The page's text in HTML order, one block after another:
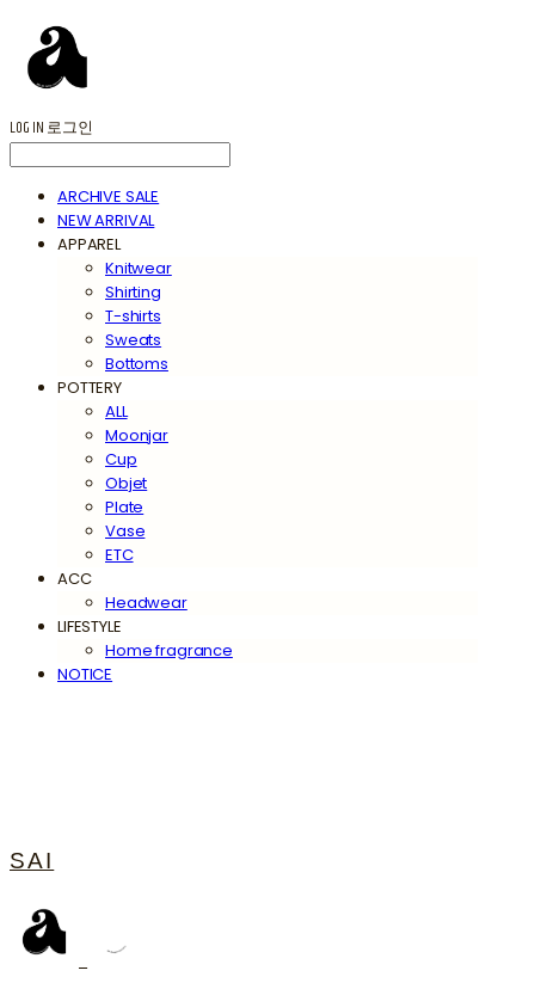
LOG IN 로그인
ARCHIVE SALE
NEW ARRIVAL
APPAREL
Knitwear
Shirting
T-shirts
Sweats
Bottoms
POTTERY
ALL
Moonjar
Cup
Objet
Plate
Vase
ETC
ACC
Headwear
LIFESTYLE
Home fragrance
NOTICE
SAI